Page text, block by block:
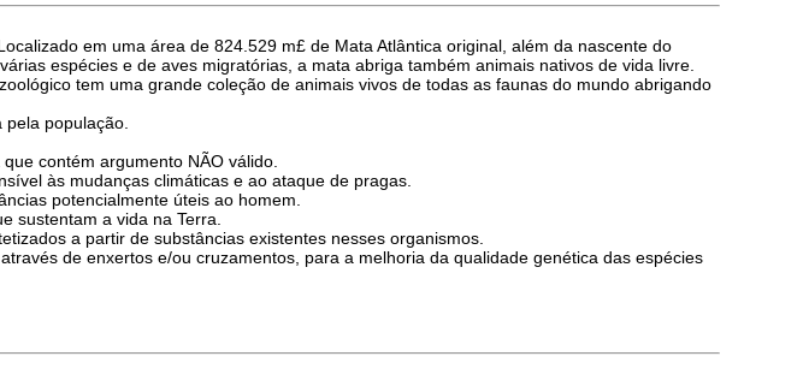
em uma área de 824.529 m£ de Mata Atlântica original, além da nascente do
espécies e de aves migratórias, a mata abriga também animais nativos de vida livre.
tem uma grande coleção de animais vivos de todas as faunas do mundo abrigando
população.
contém argumento NÃO válido.
às mudanças climáticas e ao ataque de pragas.
potencialmente úteis ao homem.
sustentam a vida na Terra.
a partir de substâncias existentes nesses organismos.
de enxertos e/ou cruzamentos, para a melhoria da qualidade genética das espécies